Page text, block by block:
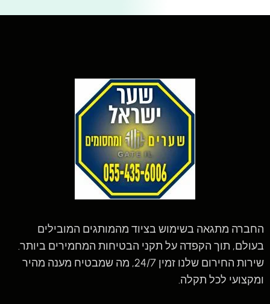
החברה מתגאה בשימוש בציוד מהמותגים המובילים
בעולם, תוך הקפדה על תקני הבטיחות המחמירים ביותר.
שירות החירום שלנו זמין 24/7, מה שמבטיח מענה מהיר
ומקצועי לכל תקלה.